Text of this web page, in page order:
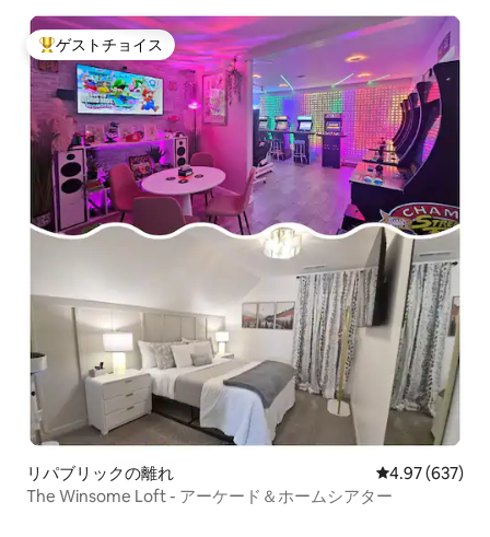
大好評のゲストチョイスです。
ゲストチョイス
リパブリックの離れ レビュー637
4.97 (637)
The Winsome Loft - アーケード＆ホームシアター